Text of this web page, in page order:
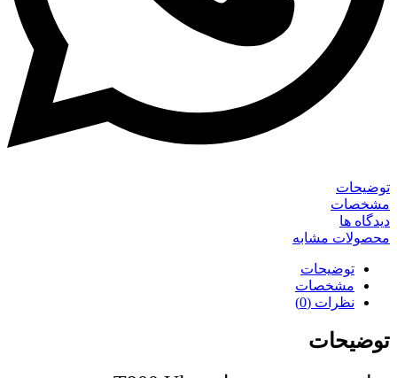
ها
مشابه
توضیحات
مشخصات
نظرات (0)